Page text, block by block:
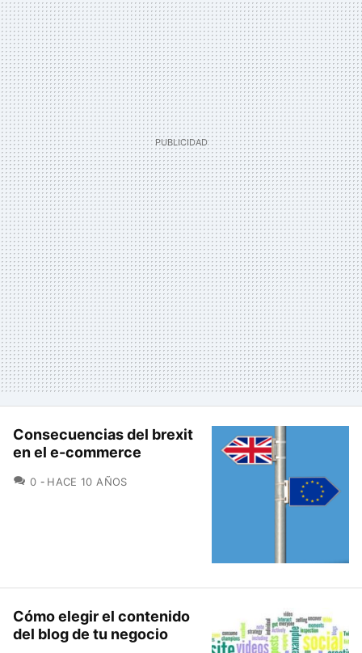
Consecuencias del brexit
en el e-commerce
0 COMENTARIOS
HACE 10 AÑOS
Cómo elegir el contenido
del blog de tu negocio